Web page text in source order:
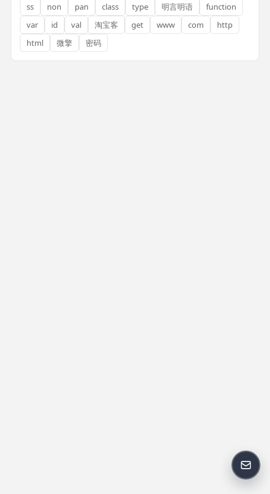
ss non pan class type 明言明语
function
var
id val 淘宝客 get www com
http
html
微擎 密码
反馈